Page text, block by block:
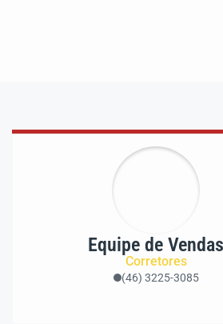
Equipe de Vendas
Corretores
(46) 3225-3085